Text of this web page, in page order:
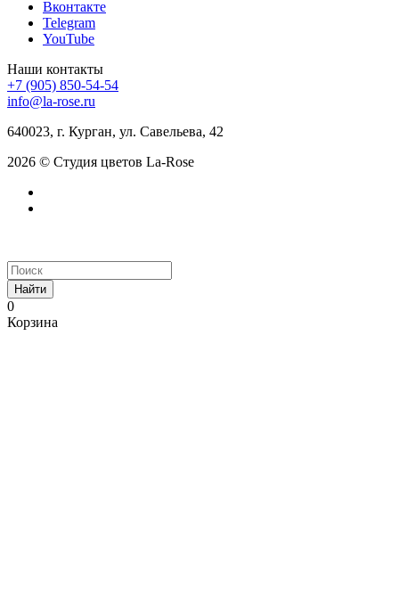
Вконтакте
Telegram
YouTube
Наши контакты
+7 (905) 850-54-54
info@la-rose.ru
640023, г. Курган, ул. Савельева, 42
2026 © Студия цветов La-Rose
Найти
0
Корзина